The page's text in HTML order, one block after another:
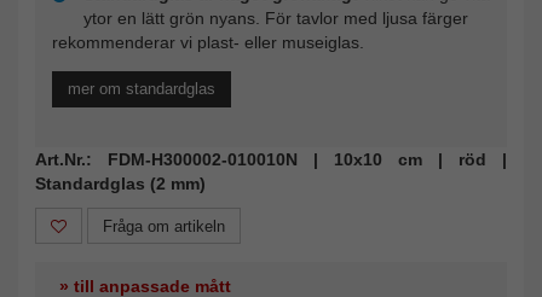
ytor en lätt grön nyans. För tavlor med ljusa färger
rekommenderar vi plast- eller museiglas.
mer om standardglas
Art.Nr.: FDM-H300002-010010N | 10x10 cm | röd |
Standardglas (2 mm)
Fråga om artikeln
» till anpassade mått